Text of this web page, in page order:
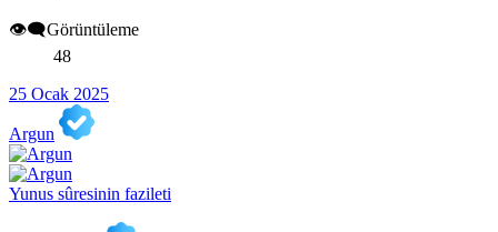
👁️‍🗨️Görüntüleme
48
25 Ocak 2025
Argun
Yunus sûresinin fazileti